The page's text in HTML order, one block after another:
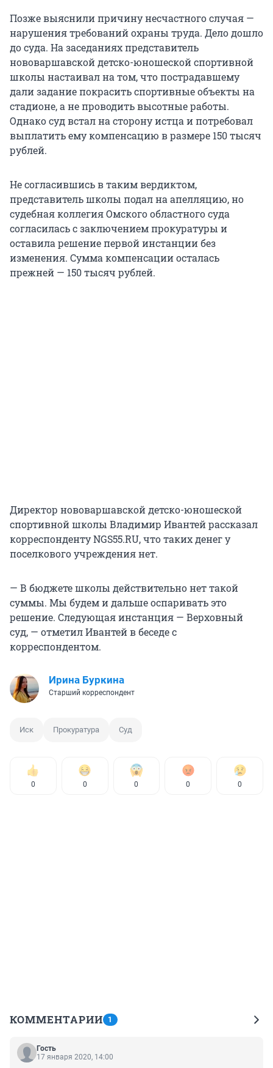
Позже выяснили причину несчастного случая —
нарушения требований охраны труда. Дело дошло
до суда. На заседаниях представитель
нововаршавской детско-юношеской спортивной
школы настаивал на том, что пострадавшему
дали задание покрасить спортивные объекты на
стадионе, а не проводить высотные работы.
Однако суд встал на сторону истца и потребовал
выплатить ему компенсацию в размере 150 тысяч
рублей.
Не согласившись в таким вердиктом,
представитель школы подал на апелляцию, но
судебная коллегия Омского областного суда
согласилась с заключением прокуратуры и
оставила решение первой инстанции без
изменения. Сумма компенсации осталась
прежней — 150 тысяч рублей.
Директор нововаршавской детско-юношеской
спортивной школы Владимир Ивантей рассказал
корреспонденту NGS55.RU, что таких денег у
поселкового учреждения нет.
— В бюджете школы действительно нет такой
суммы. Мы будем и дальше оспаривать это
решение. Следующая инстанция — Верховный
суд, — отметил Ивантей в беседе с
корреспондентом.
Ирина Буркина
Старший корреспондент
Иск Прокуратура Суд
0 0 0 0 0
КОММЕНТАРИИ 1
Гость
17 января 2020, 14:00